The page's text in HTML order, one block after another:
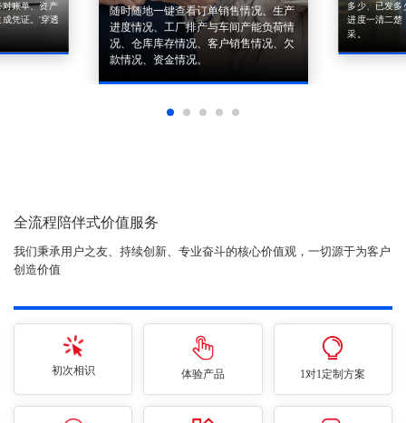
账单、资产
凭证。'穿透
随时随地一键查看订单销售情况、生产
进度情况、工厂排产与车间产能负荷情
况、仓库库存情况、客户销售情况、欠
款情况、资金情况。
多少、已发多
进度一清二楚
采。
全流程陪伴式价值服务
我们秉承用户之友、持续创新、专业奋斗的核心价值观，一切源于为客户
创造价值
初次相识 体验产品 1对1定制方案